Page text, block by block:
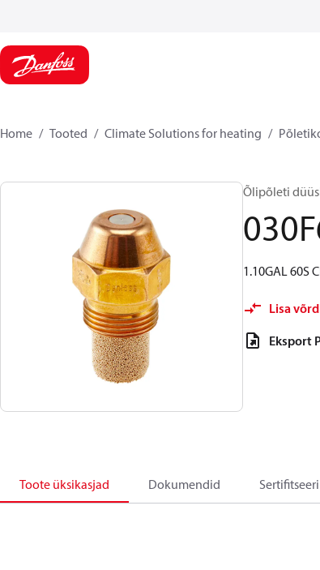
Home Tooted Climate Solutions for heating
Õlipõleti
1.10GAL 60S
Lisa
Eksport
Toote üksikasjad Dokumendid